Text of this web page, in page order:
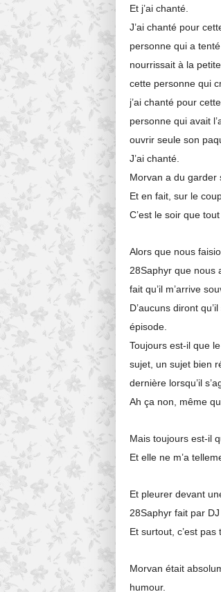
Et j’ai chanté.
J’ai chanté pour
personne qui a
nourrissait à la
cette personne qui
j’ai chanté pour
personne qui avait
ouvrir seule son
J’ai chanté.
Morvan a du garder
Et en fait, sur le
C’est le soir que
Alors que nous
28Saphyr que nous
fait qu’il m’arrive
D’aucuns diront
épisode.
Toujours est-il que
sujet, un sujet bien
dernière lorsqu’il
Ah ça non, même
Mais toujours est-il
Et elle ne m’a
Et pleurer devant
28Saphyr fait par DJ
Et surtout, c’est pas
Morvan était
humour.